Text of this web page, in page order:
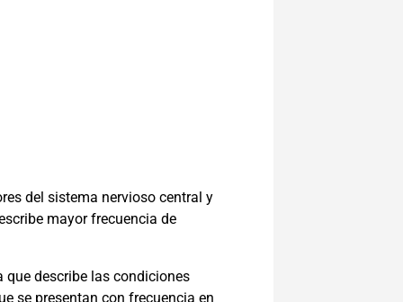
del sistema nervioso central y
mayor frecuencia de
que describe las condiciones
se presentan con frecuencia en